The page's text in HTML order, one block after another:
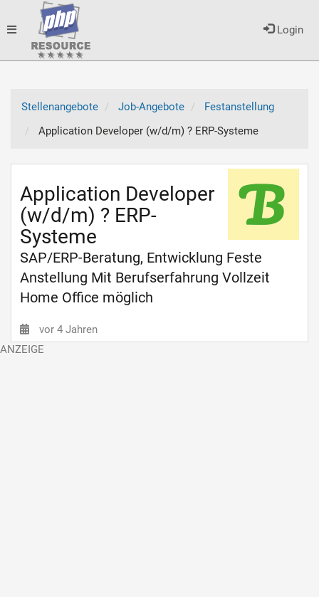
Login
Toggle
Stellenangebote
Job-Angebote
Festanstellung
Application Developer (w/d/m) ? ERP-Systeme
Application Developer
(w/d/m) ? ERP-
Systeme
SAP/ERP-Beratung, Entwicklung Feste
Anstellung Mit Berufserfahrung Vollzeit
Home Office möglich
vor 4 Jahren